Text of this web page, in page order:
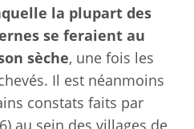
la plupart des
se feraient au
sèche, une fois les
Il est néanmoins
constats faits par